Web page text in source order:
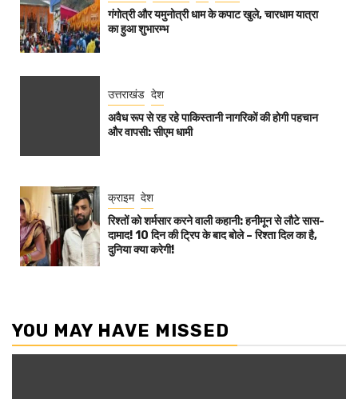
गंगोत्री और यमुनोत्री धाम के कपाट खुले, चारधाम यात्रा
का हुआ शुभारम्भ
उत्तराखंड देश
अवैध रूप से रह रहे पाकिस्तानी नागरिकों की होगी पहचान
और वापसी: सीएम धामी
क्राइम देश
रिश्तों को शर्मसार करने वाली कहानी: हनीमून से लौटे सास-
दामाद! 10 दिन की ट्रिप के बाद बोले – रिश्ता दिल का है,
दुनिया क्या करेगी!
YOU MAY HAVE MISSED